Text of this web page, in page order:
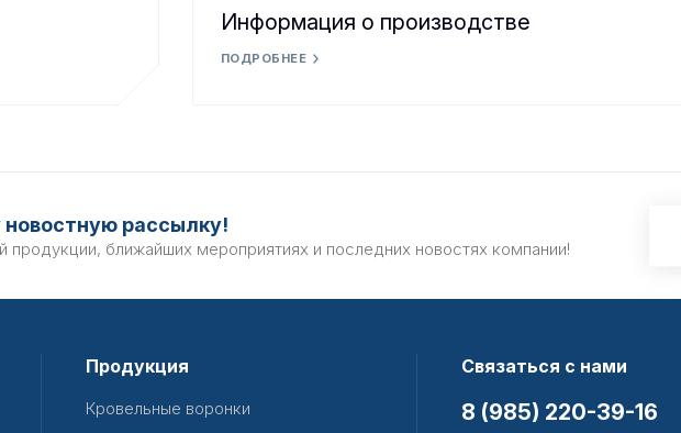
Информация о производстве
ПОДРОБНЕЕ
рассылку!
продукции, ближайших мероприятиях и последних новостях компании!
Продукция
Кровельные воронки
Связаться с нами
8 (985) 220-39-16